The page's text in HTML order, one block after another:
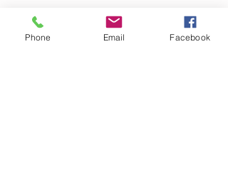
Vente expirée
Type de billet
Phone Email Facebook